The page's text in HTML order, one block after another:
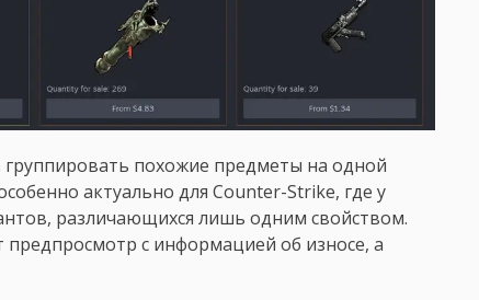
похожие предметы на одной
актуально для Counter-Strike, где у
различающихся лишь одним свойством.
с информацией об износе, а